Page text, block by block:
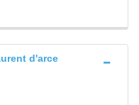
d'arce